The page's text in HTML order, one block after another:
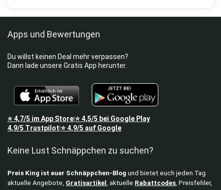
Apps und Bewertungen
Du willst keinen Deal mehr verpassen?
Dann lade unsere Gratis App herunter.
⭐4,7/5 im App Store⭐4,5/5 bei Google Play
4,9/5 Trustpilot ⭐4,9/5 auf Google
Keine Lust Schnäppchen zu suchen?
Preis King ist euer Schnäppchen-Blog und bietet euch jeden Tag
aktuelle Angebote, Gratisartikel , aktuelle Rabattcodes, Preisfehler,